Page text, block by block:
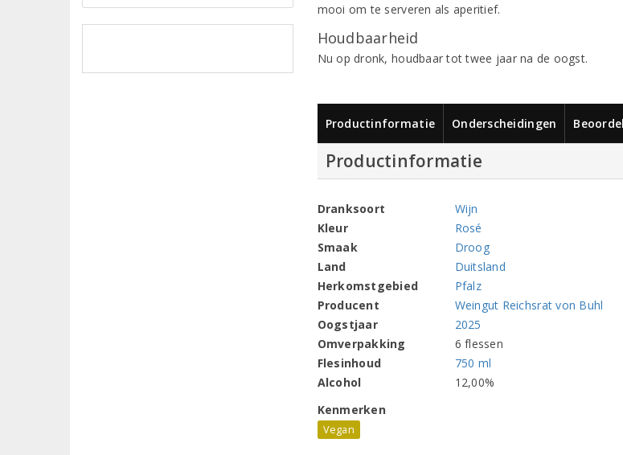
mooi om te serveren als aperitief.
Houdbaarheid
Nu op dronk, houdbaar tot twee jaar na de oogst.
Productinformatie Onderscheidingen
Productinformatie
Dranksoort
Wijn
Kleur
Rosé
Smaak
Droog
Land
Duitsland
Herkomstgebied
Pfalz
Producent
Weingut Reichsrat von Buhl
Oogstjaar
2025
Omverpakking
6 flessen
Flesinhoud
750 ml
Alcohol
12,00%
Kenmerken
Vegan